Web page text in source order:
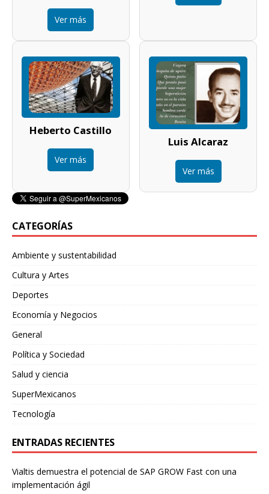
Ver más
Heberto Castillo
Ver más
Luis Alcaraz
Ver más
CATEGORÍAS
Ambiente y sustentabilidad
Cultura y Artes
Deportes
Economía y Negocios
General
Política y Sociedad
Salud y ciencia
SuperMexicanos
Tecnología
ENTRADAS RECIENTES
Vialtis demuestra el potencial de SAP GROW Fast con una
implementación ágil